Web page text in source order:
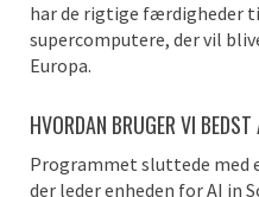
har de rigtige færdigheder
supercomputere, der vil
Europa.
HVORDAN BRUGER VI
Programmet sluttede med
der leder enheden for AI in